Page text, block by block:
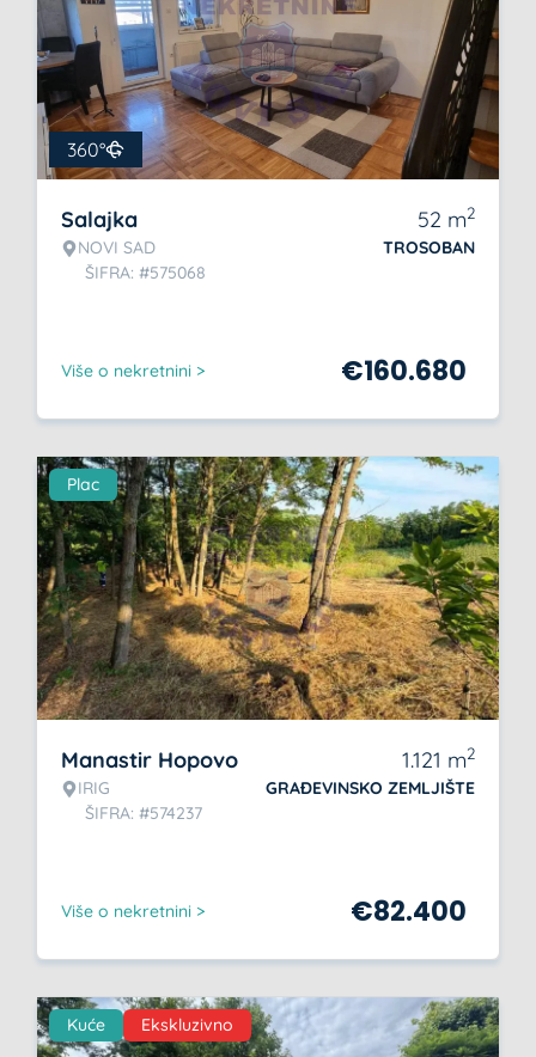
360°
Salajka
NOVI SAD
ŠIFRA: #575068
52 m2
TROSOBAN
Više o nekretnini > €160.680
Plac
Manastir Hopovo
IRIG
ŠIFRA: #574237
1.121 m2
GRAĐEVINSKO ZEMLJIŠTE
Više o nekretnini > €82.400
Kuće Ekskluzivno